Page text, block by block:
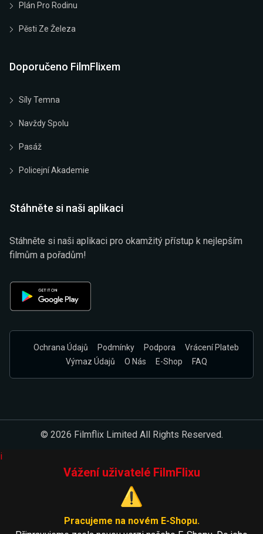
Plán Pro Rodinu
Pěsti Ze Železa
Doporučeno FilmFlixem
Síly Temna
Navždy Spolu
Pasáž
Policejní Akademie
Stáhněte si naši aplikaci
Stáhněte si naši aplikaci pro okamžitý přístup k nejlepším
filmům a pořadům!
Ochrana Údajů Podmínky Podpora
Vrácení Plateb
Výmaz Údajů
O Nás E-Shop FAQ
© 2026 Filmflix Limited All Rights Reserved.
i
Vážení uživatelé FilmFlixu
⚠️
Pracujeme na novém E-Shopu.